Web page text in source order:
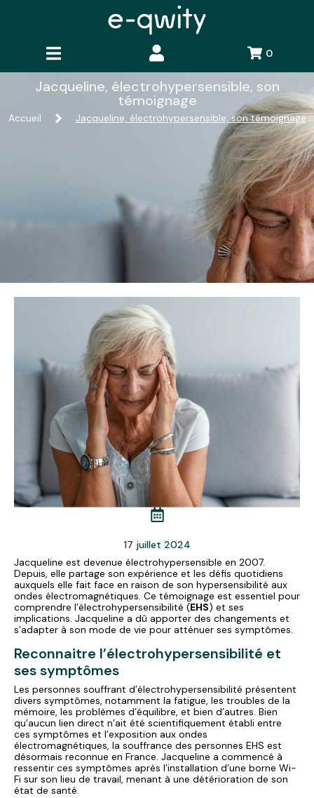
0
Jacqueline, électrohypersensible, son
témoignage
Accueil Jacqueline, électrohypersensible, son témoignage
17 juillet 2024
Jacqueline est devenue électrohypersensible en 2007.
Depuis, elle partage son expérience et les défis quotidiens
auxquels elle fait face en raison de son hypersensibilité aux
ondes électromagnétiques. Ce témoignage est essentiel pour
comprendre l’électrohypersensibilité (EHS) et ses
implications. Jacqueline a dû apporter des changements et
s’adapter à son mode de vie pour atténuer ses symptômes.
Reconnaitre l’électrohypersensibilité et
ses symptômes
Les personnes souffrant d’électrohypersensibilité présentent
divers symptômes, notamment la fatigue, les troubles de la
mémoire, les problèmes d’équilibre, et bien d’autres. Bien
qu’aucun lien direct n’ait été scientifiquement établi entre
ces symptômes et l’exposition aux ondes
électromagnétiques, la souffrance des personnes EHS est
désormais reconnue en France. Jacqueline a commencé à
ressentir ces symptômes après l’installation d’une borne Wi-
Fi sur son lieu de travail, menant à une détérioration de son
état de santé.